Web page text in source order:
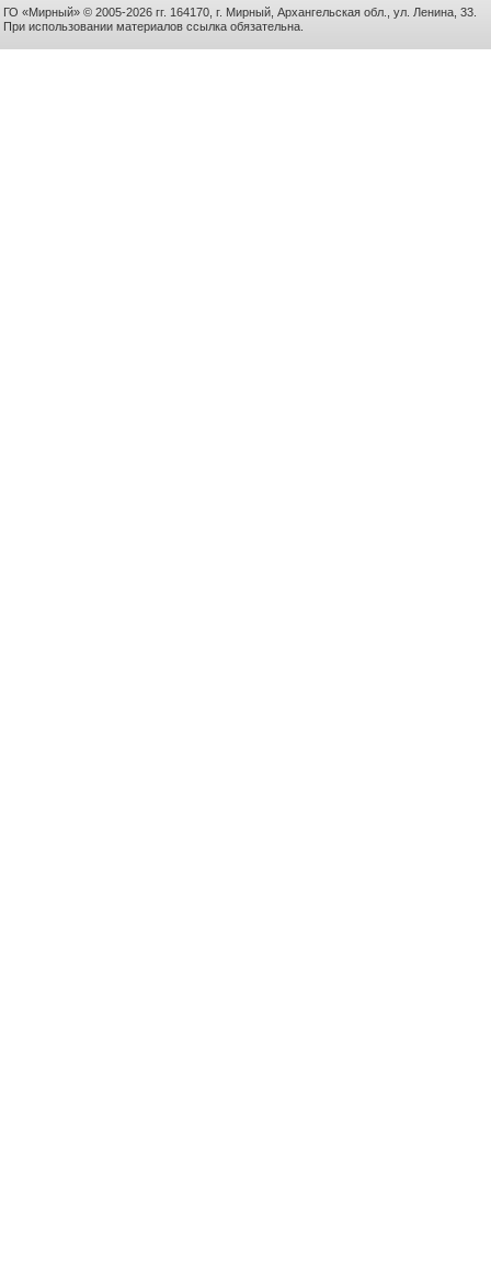
ГО «Мирный» © 2005-2026 гг. 164170, г. Мирный, Архангельская обл., ул. Ленина, 33.
При использовании материалов ссылка обязательна.